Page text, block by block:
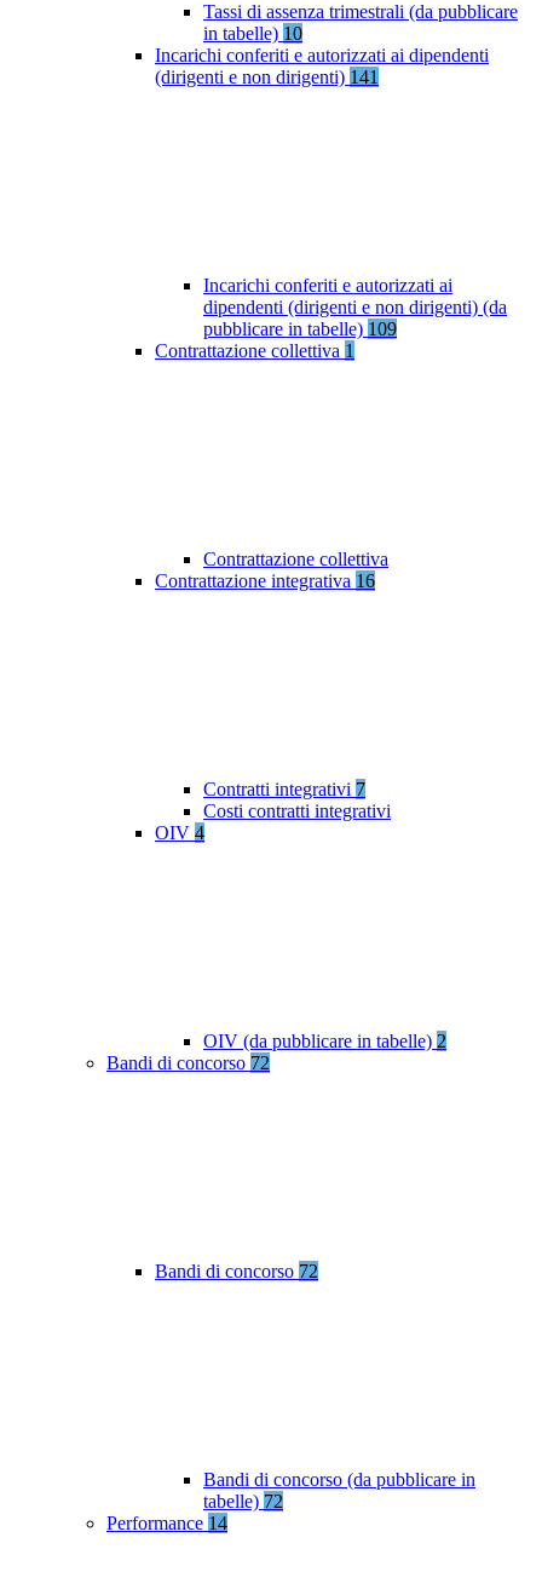
Tassi di assenza trimestrali (da pubblicare
in tabelle) 10
Incarichi conferiti e autorizzati ai dipendenti
(dirigenti e non dirigenti) 141
Incarichi conferiti e autorizzati ai
dipendenti (dirigenti e non dirigenti) (da
pubblicare in tabelle) 109
Contrattazione collettiva 1
Contrattazione collettiva
Contrattazione integrativa 16
Contratti integrativi 7
Costi contratti integrativi
OIV 4
OIV (da pubblicare in tabelle) 2
Bandi di concorso 72
Bandi di concorso 72
Bandi di concorso (da pubblicare in
tabelle) 72
Performance 14